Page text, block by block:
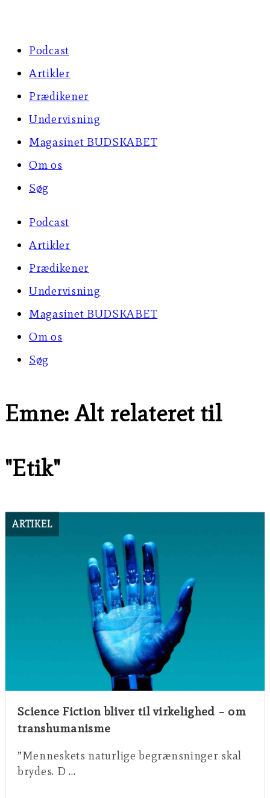
Podcast
Artikler
Prædikener
Undervisning
Magasinet BUDSKABET
Om os
Søg
Podcast
Artikler
Prædikener
Undervisning
Magasinet BUDSKABET
Om os
Søg
Emne: Alt relateret til
"Etik"
ARTIKEL
Science Fiction bliver til virkelighed – om
transhumanisme
”Menneskets naturlige begrænsninger skal
brydes. D …